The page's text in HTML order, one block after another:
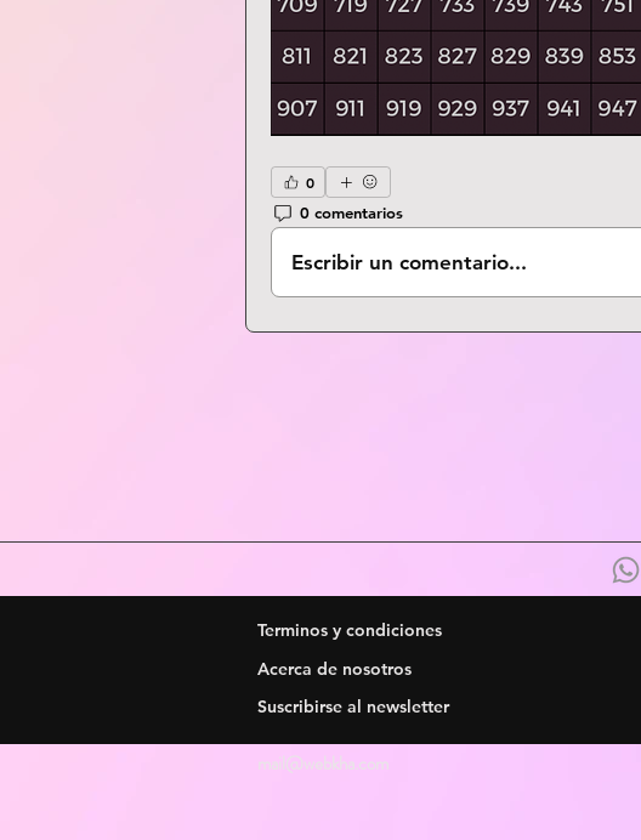
0
0 comentarios
Escribir un comentario...
Terminos y condiciones
Acerca de nosotros
Suscribirse al newsletter
mail@webkha.com